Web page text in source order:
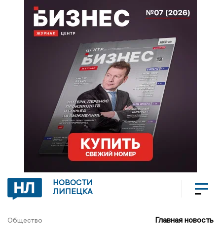
НОВОСТИ
ЛИПЕЦКА
Общество Главная новость